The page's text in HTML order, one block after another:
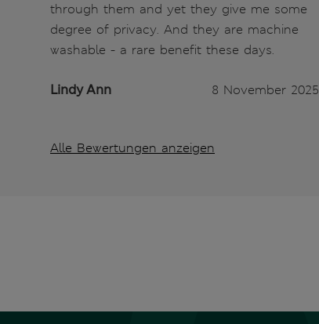
through them and yet they give me some
degree of privacy. And they are machine
washable - a rare benefit these days.
Lindy Ann 8 November 2025
Alle Bewertungen anzeigen